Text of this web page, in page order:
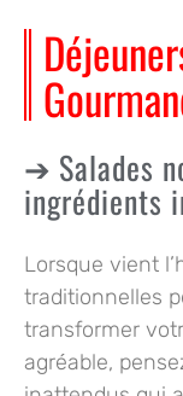
Salades
ingrédients
Lorsque vient
traditionnelles
transformer
agréable,